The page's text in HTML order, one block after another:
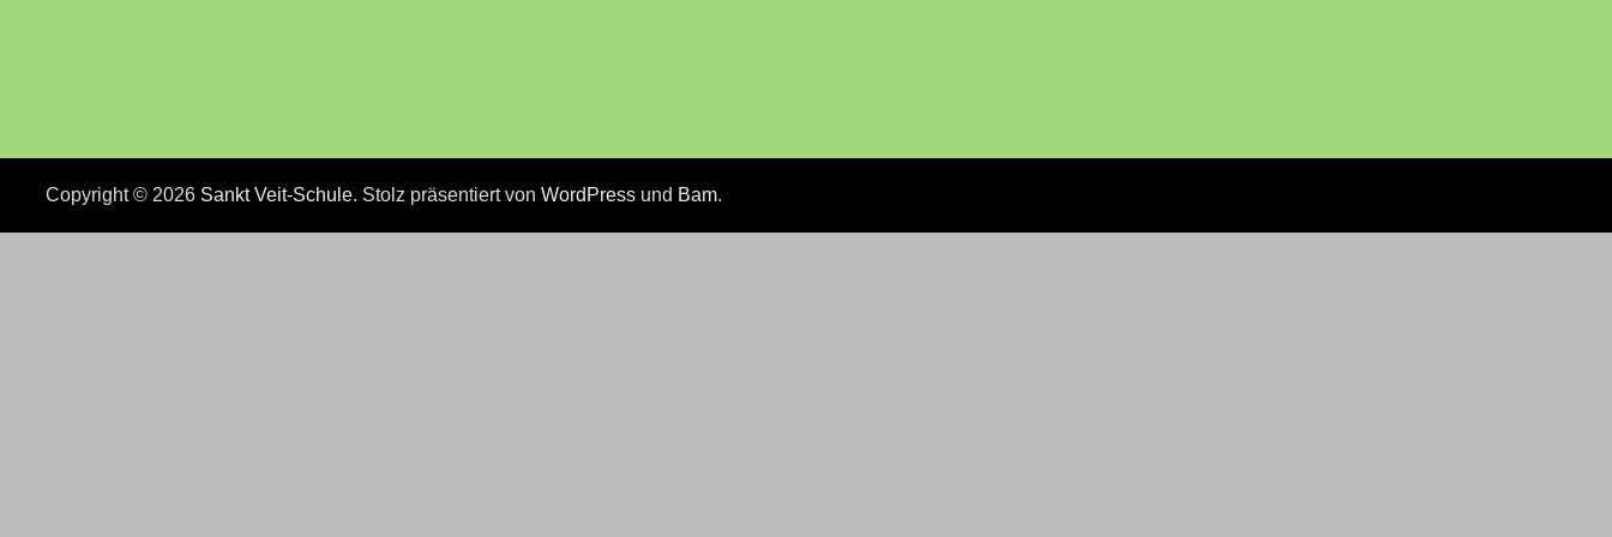
Copyright © 2026 Sankt Veit-Schule. Stolz präsentiert vonWordPress und Bam.